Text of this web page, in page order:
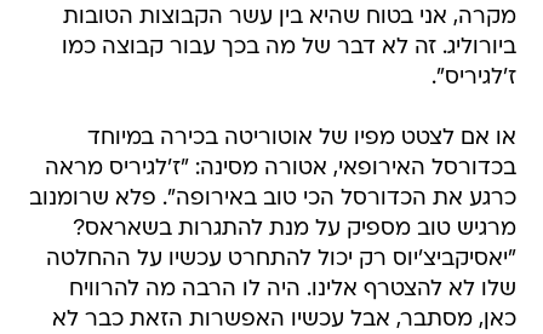
מקרה, אני בטוח שהיא בין עשר הקבוצות הטובות
ביורוליג. זה לא דבר של מה בכך עבור קבוצה כמו
ז'לגיריס".
או אם לצטט מפיו של אוטוריטה בכירה במיוחד
בכדורסל האירופאי, אטורה מסינה: "ז'לגיריס מראה
כרגע את הכדורסל הכי טוב באירופה". פלא שרומנוב
מרגיש טוב מספיק על מנת להתגרות בשאראס?
"יאסיקביצ'יוס רק יכול להתחרט עכשיו על ההחלטה
שלו לא להצטרף אלינו. היה לו הרבה מה להרוויח
כאן, מסתבר, אבל עכשיו האפשרות הזאת כבר לא